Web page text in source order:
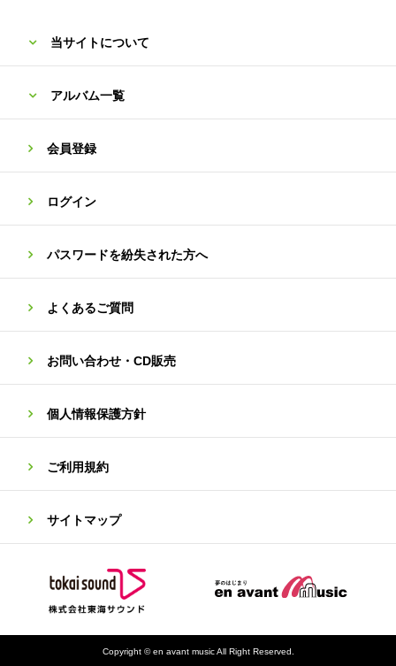
当サイトについて
アルバム一覧
会員登録
ログイン
パスワードを紛失された方へ
よくあるご質問
お問い合わせ・CD販売
個人情報保護方針
ご利用規約
サイトマップ
Copyright © en avant music All Right Reserved.